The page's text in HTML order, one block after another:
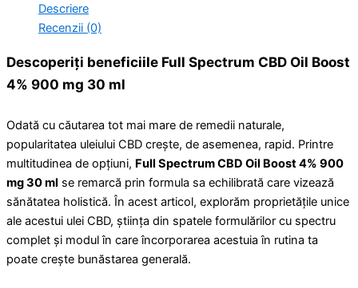
Descriere
Recenzii (0)
Descoperiți beneficiile Full Spectrum CBD Oil Boost
4% 900 mg 30 ml
Odată cu căutarea tot mai mare de remedii naturale,
popularitatea uleiului CBD crește, de asemenea, rapid. Printre
multitudinea de opțiuni, Full Spectrum CBD Oil Boost 4% 900
mg 30 ml se remarcă prin formula sa echilibrată care vizează
sănătatea holistică. În acest articol, explorăm proprietățile unice
ale acestui ulei CBD, știința din spatele formulărilor cu spectru
complet și modul în care încorporarea acestuia în rutina ta
poate crește bunăstarea generală.